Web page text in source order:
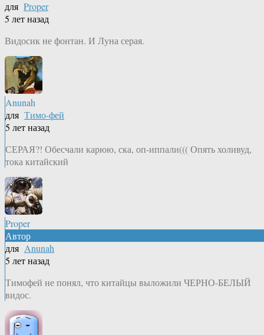
для Proper
5 лет назад
Видосик не фонтан. И Луна серая.
Anunah
для Тимо-фей
5 лет назад
СЕРАЯ?! Обесчали карюю, ска, оп-иппали((( Опять холивуд,
тока китайский
Proper
Автор
для Anunah
5 лет назад
Тимофей не понял, что китайцы выложили ЧЕРНО-БЕЛЫЙ
видос.